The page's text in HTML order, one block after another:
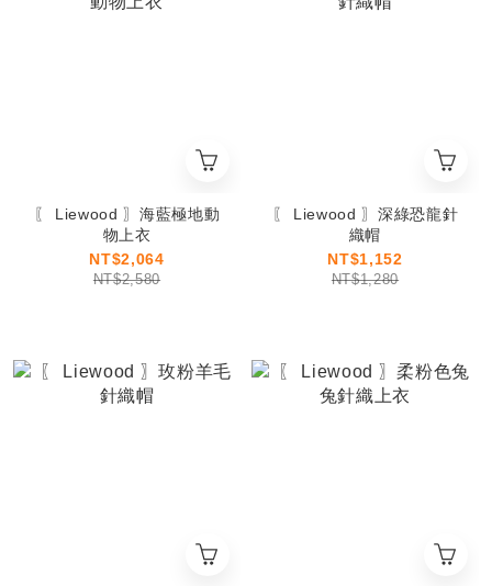
〖 Liewood 〗海藍極地動
物上衣
NT$2,064
NT$2,580
〖 Liewood 〗深綠恐龍針
織帽
NT$1,152
NT$1,280